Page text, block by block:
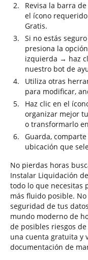
Revisa la barra
el ícono
Gratis.
Si no estás
presiona la
izquierda → haz
nuestro bot de
Utiliza otras
para modificar,
Haz clic en el
organizar mejor
o transformarlo
Guarda,
ubicación que
No pierdas horas
Instalar Liquidación
todo lo que necesitas
más fluido posible.
seguridad de tus
mundo moderno de
de posibles riesgos
una cuenta gratuita y
documentación de